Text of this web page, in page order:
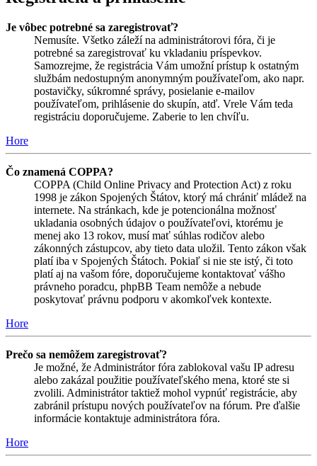
Je vôbec potrebné sa zaregistrovať?
Nemusíte. Všetko záleží na administrátorovi fóra, či je
potrebné sa zaregistrovať ku vkladaniu príspevkov.
Samozrejme, že registrácia Vám umožní prístup k ostatným
službám nedostupným anonymným používateľom, ako napr.
postavičky, súkromné správy, posielanie e-mailov
používateľom, prihlásenie do skupín, atď. Vrele Vám teda
registráciu doporučujeme. Zaberie to len chvíľu.
Hore
Čo znamená COPPA?
COPPA (Child Online Privacy and Protection Act) z roku
1998 je zákon Spojených Štátov, ktorý má chrániť mládež na
internete. Na stránkach, kde je potencionálna možnosť
ukladania osobných údajov o používateľovi, ktorému je
menej ako 13 rokov, musí mať súhlas rodičov alebo
zákonných zástupcov, aby tieto data uložil. Tento zákon však
platí iba v Spojených Štátoch. Pokiaľ si nie ste istý, či toto
platí aj na vašom fóre, doporučujeme kontaktovať vášho
právneho poradcu, phpBB Team nemôže a nebude
poskytovať právnu podporu v akomkoľvek kontexte.
Hore
Prečo sa nemôžem zaregistrovať?
Je možné, že Administrátor fóra zablokoval vašu IP adresu
alebo zakázal použitie používateľského mena, ktoré ste si
zvolili. Administrátor taktiež mohol vypnúť registrácie, aby
zabránil prístupu nových používateľov na fórum. Pre ďalšie
informácie kontaktuje administrátora fóra.
Hore